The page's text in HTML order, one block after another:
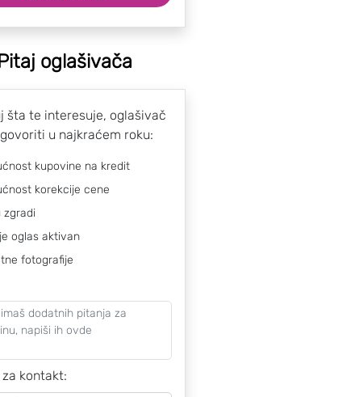
oglašivača
šta te interesuje, oglašivač
u najkraćem roku:
kupovine na kredit
korekcije cene
zgradi
oglas aktivan
fotografije
za kontakt: